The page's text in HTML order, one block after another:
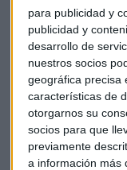
para publicidad y
publicidad y
desarrollo de
nuestros socios
geográfica precisa
características de
otorgarnos su
socios para que
previamente
a información más
explica Ramón
para quien es
bolsa.
Dado que el
probable que este
flexibilidad con el
calendario de